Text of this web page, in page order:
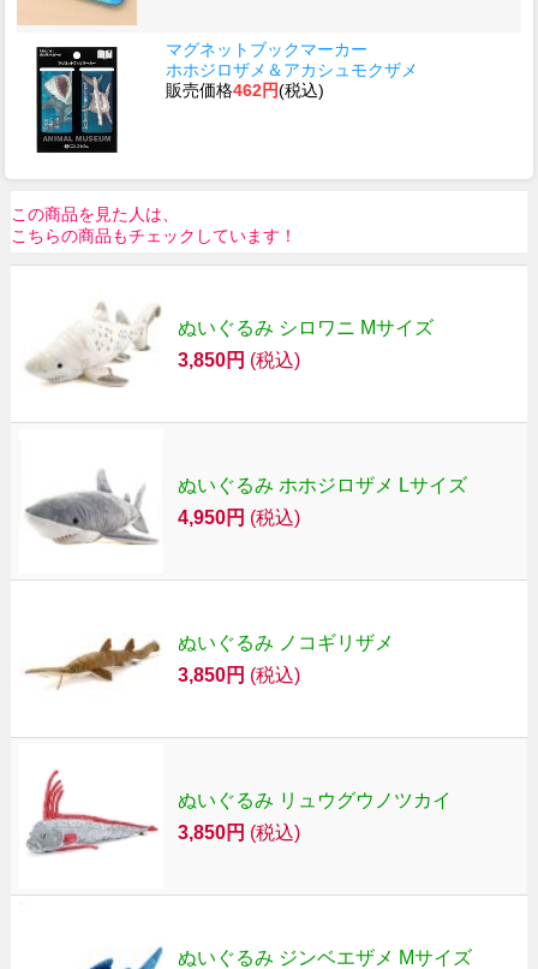
マグネットブックマーカー
ホホジロザメ＆アカシュモクザメ
販売価格462円(税込)
この商品を見た人は、
こちらの商品もチェックしています！
ぬいぐるみ シロワニ Mサイズ
3,850円 (税込)
ぬいぐるみ ホホジロザメ Lサイズ
4,950円 (税込)
ぬいぐるみ ノコギリザメ
3,850円 (税込)
ぬいぐるみ リュウグウノツカイ
3,850円 (税込)
ぬいぐるみ ジンベエザメ Mサイズ